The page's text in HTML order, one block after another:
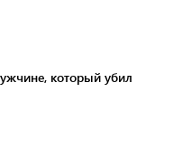
который убил